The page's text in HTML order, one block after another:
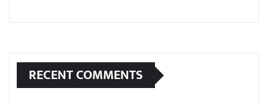
RECENT COMMENTS